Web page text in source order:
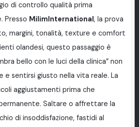
di controllo qualità prima
Presso MilimInternational, la prova
margini, tonalità, texture e comfort
olandesi, questo passaggio è
bello con le luci della clinica” non
e sentirsi giusto nella vita reale. La
aggiustamenti prima che
Saltare o affrettare la
di insoddisfazione, fastidi al